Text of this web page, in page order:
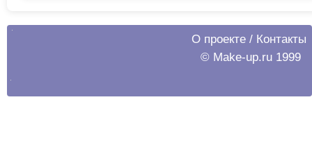
О проекте / Контакты
© Make-up.ru 1999